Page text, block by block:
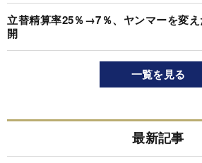
立替精算率25％→7％、ヤンマーを変
開
一覧を見る
最新記事